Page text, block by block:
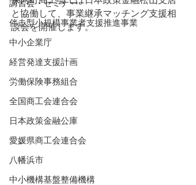
講習会・セミナー
伴走型小規模事業者支援推進事業
中小企業庁
経営発達支援計画
労働保険事務組合
全国商工会連合会
日本政策金融公庫
愛媛県商工会連合会
八幡浜市
中小機構基盤整備機構
と協働して、事業継承マッチング支援相
談会を開催します。